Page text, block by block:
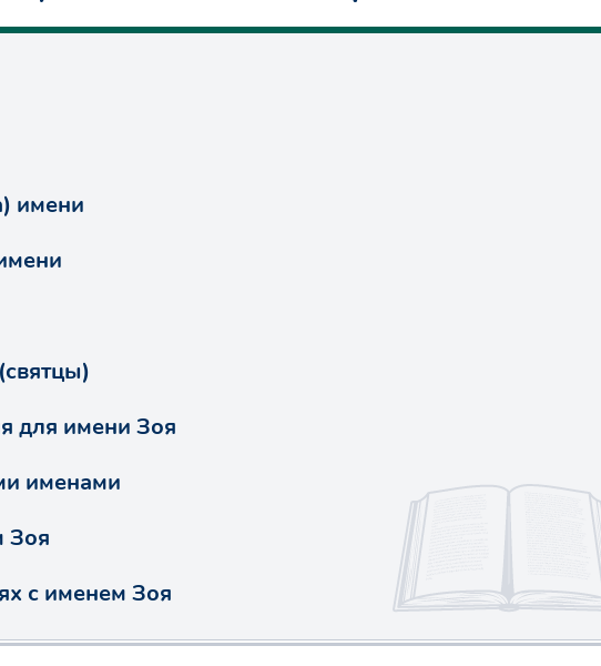
имени
для имени Зоя
именами
Зоя
с именем Зоя